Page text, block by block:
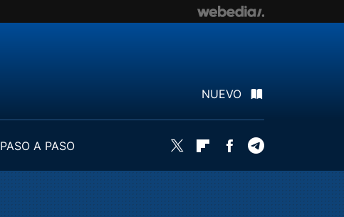
NUEVO
PASO A PASO
Twitter FlipboardFacebook